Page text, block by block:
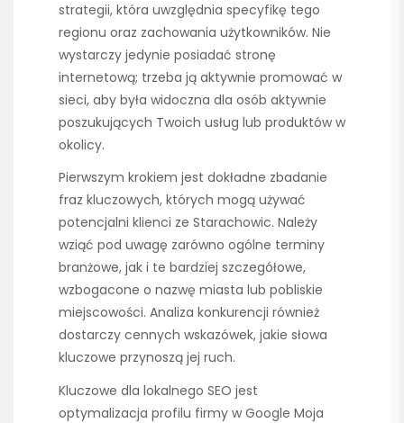
strategii, która uwzględnia specyfikę tego
regionu oraz zachowania użytkowników. Nie
wystarczy jedynie posiadać stronę
internetową; trzeba ją aktywnie promować w
sieci, aby była widoczna dla osób aktywnie
poszukujących Twoich usług lub produktów w
okolicy.
Pierwszym krokiem jest dokładne zbadanie
fraz kluczowych, których mogą używać
potencjalni klienci ze Starachowic. Należy
wziąć pod uwagę zarówno ogólne terminy
branżowe, jak i te bardziej szczegółowe,
wzbogacone o nazwę miasta lub pobliskie
miejscowości. Analiza konkurencji również
dostarczy cennych wskazówek, jakie słowa
kluczowe przynoszą jej ruch.
Kluczowe dla lokalnego SEO jest
optymalizacja profilu firmy w Google Moja